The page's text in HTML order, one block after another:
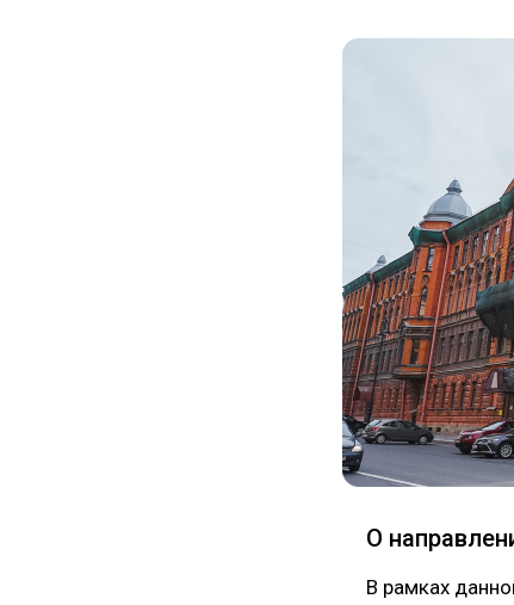
О
В рамках